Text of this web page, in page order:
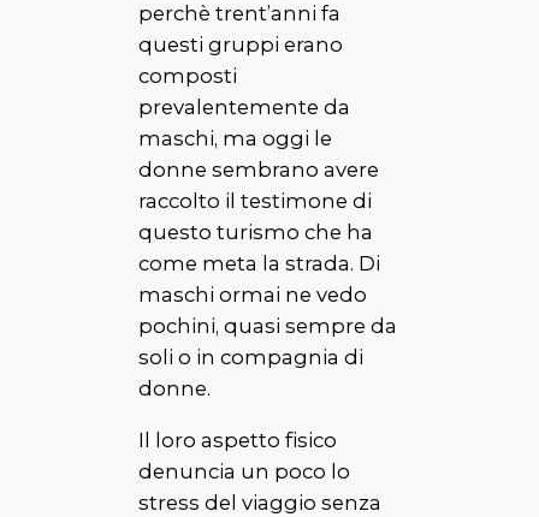
perchè trent’anni fa
questi gruppi erano
composti
prevalentemente da
maschi, ma oggi le
donne sembrano avere
raccolto il testimone di
questo turismo che ha
come meta la strada. Di
maschi ormai ne vedo
pochini, quasi sempre da
soli o in compagnia di
donne.
Il loro aspetto fisico
denuncia un poco lo
stress del viaggio senza